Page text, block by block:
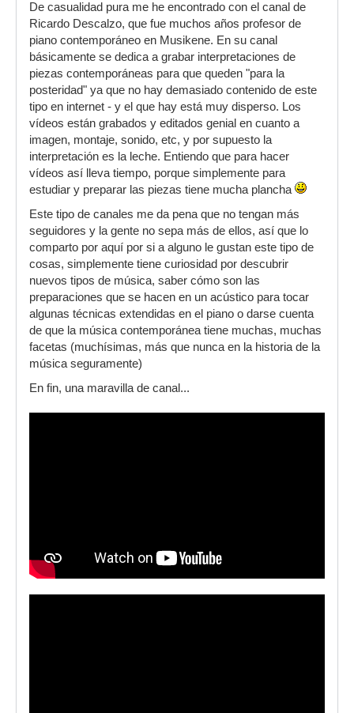
De casualidad pura me he encontrado con el canal de
Ricardo Descalzo, que fue muchos años profesor de
piano contemporáneo en Musikene. En su canal
básicamente se dedica a grabar interpretaciones de
piezas contemporáneas para que queden "para la
posteridad" ya que no hay demasiado contenido de este
tipo en internet - y el que hay está muy disperso. Los
vídeos están grabados y editados genial en cuanto a
imagen, montaje, sonido, etc, y por supuesto la
interpretación es la leche. Entiendo que para hacer
vídeos así lleva tiempo, porque simplemente para
estudiar y preparar las piezas tiene mucha plancha
Este tipo de canales me da pena que no tengan más
seguidores y la gente no sepa más de ellos, así que lo
comparto por aquí por si a alguno le gustan este tipo de
cosas, simplemente tiene curiosidad por descubrir
nuevos tipos de música, saber cómo son las
preparaciones que se hacen en un acústico para tocar
algunas técnicas extendidas en el piano o darse cuenta
de que la música contemporánea tiene muchas, muchas
facetas (muchísimas, más que nunca en la historia de la
música seguramente)
En fin, una maravilla de canal...